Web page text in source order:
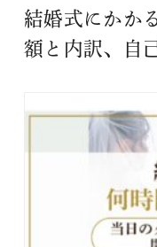
結婚式にかか
額と内訳、自